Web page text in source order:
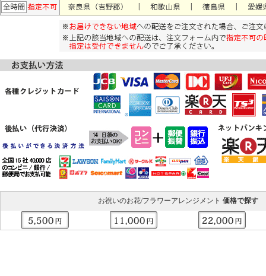
お祝いのお花/フラワーアレンジメント 価格で探す